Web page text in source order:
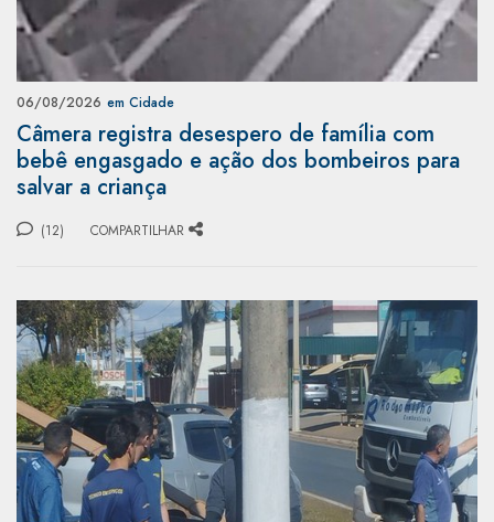
06/08/2026 em Cidade
Câmera registra desespero de família com
bebê engasgado e ação dos bombeiros para
salvar a criança
(12) COMPARTILHAR